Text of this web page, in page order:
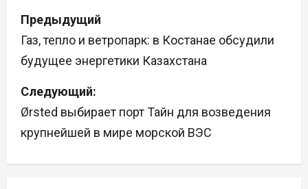
Н
а
в
и
г
Предыдущий
Газ, тепло и ветропарк: в Костанае обсудили
будущее энергетики Казахстана
Следующий:
Ørsted выбирает порт Тайн для возведения
крупнейшей в мире морской ВЭС